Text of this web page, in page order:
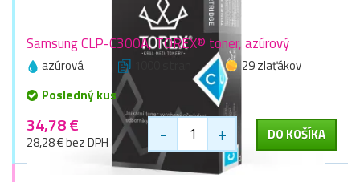
Samsung CLP-C300A, TOREX® toner, azúrový
azúrová
29 zlaťákov
Posledný kus
34,78 €
28,28 € bez DPH - + DO KOŠÍKA